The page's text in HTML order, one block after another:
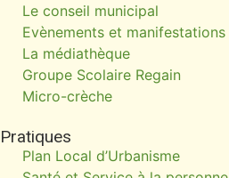
Le conseil municipal
Evènements et manifestations
La médiathèque
Groupe Scolaire Regain
Micro-crèche
Pratiques
Plan Local d’Urbanisme